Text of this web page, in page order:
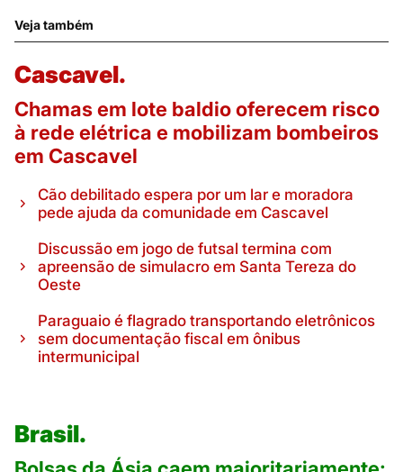
Veja também
Cascavel.
Chamas em lote baldio oferecem risco
à rede elétrica e mobilizam bombeiros
em Cascavel
Cão debilitado espera por um lar e moradora
pede ajuda da comunidade em Cascavel
Discussão em jogo de futsal termina com
apreensão de simulacro em Santa Tereza do
Oeste
Paraguaio é flagrado transportando eletrônicos
sem documentação fiscal em ônibus
intermunicipal
Brasil.